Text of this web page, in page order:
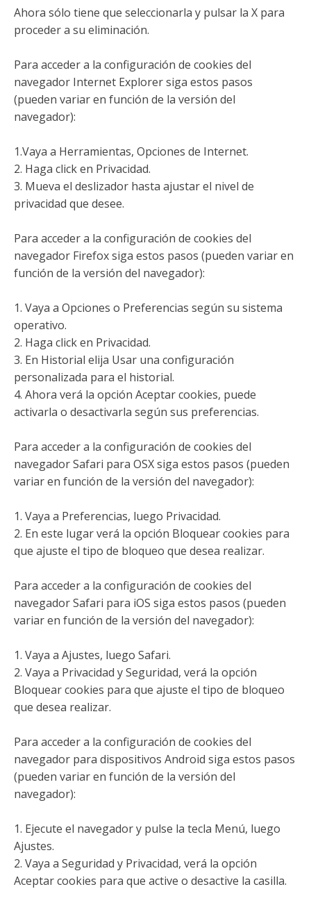
Ahora sólo tiene que seleccionarla y pulsar la X para
proceder a su eliminación.
Para acceder a la configuración de cookies del
navegador Internet Explorer siga estos pasos
(pueden variar en función de la versión del
navegador):
1.Vaya a Herramientas, Opciones de Internet.
2. Haga click en Privacidad.
3. Mueva el deslizador hasta ajustar el nivel de
privacidad que desee.
Para acceder a la configuración de cookies del
navegador Firefox siga estos pasos (pueden variar en
función de la versión del navegador):
1. Vaya a Opciones o Preferencias según su sistema
operativo.
2. Haga click en Privacidad.
3. En Historial elija Usar una configuración
personalizada para el historial.
4. Ahora verá la opción Aceptar cookies, puede
activarla o desactivarla según sus preferencias.
Para acceder a la configuración de cookies del
navegador Safari para OSX siga estos pasos (pueden
variar en función de la versión del navegador):
1. Vaya a Preferencias, luego Privacidad.
2. En este lugar verá la opción Bloquear cookies para
que ajuste el tipo de bloqueo que desea realizar.
Para acceder a la configuración de cookies del
navegador Safari para iOS siga estos pasos (pueden
variar en función de la versión del navegador):
1. Vaya a Ajustes, luego Safari.
2. Vaya a Privacidad y Seguridad, verá la opción
Bloquear cookies para que ajuste el tipo de bloqueo
que desea realizar.
Para acceder a la configuración de cookies del
navegador para dispositivos Android siga estos pasos
(pueden variar en función de la versión del
navegador):
1. Ejecute el navegador y pulse la tecla Menú, luego
Ajustes.
2. Vaya a Seguridad y Privacidad, verá la opción
Aceptar cookies para que active o desactive la casilla.